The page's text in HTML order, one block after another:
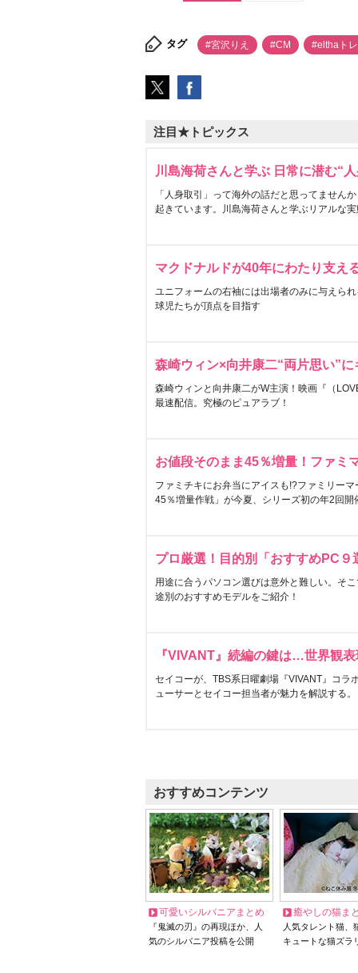
タグ #宮沢りえ #CM #elthaト
注目★トピックス
川島海荷さんと学ぶ 日常に潜む“
「人身取引」って海外の話だと思ってません
起きています。川島海荷さんと学ぶリアルな
マクドナルドが40年にわたり支え
ユニフォームの右袖には出場者のみに与えら
球児たちが頂点を目指す
森崎ウィン×向井康二“両片思い”
森崎ウィンと向井康二がW主演！映画『（
最速配信。究極のピュアラブ！
お値段そのまま45％増量！ファミ
ファミチキにお弁当にアイスも!?ファミリー
45％増量作戦」が今夏、シリーズ初の年2回開
プロ厳選！目的別「おすすめPC９
用途に合うパソコン選びは意外と難しい。そ
途別のおすすめモデルをご紹介！
『VIVANT』続編の鍵は…世界観
セイコーが、TBS系日曜劇場『VIVANT』コラ
ューサーとセイコー担当者が魅力を解説する。
おすすめコンテンツ
可愛いシルバニアまとめ
『鬼滅の刃』の再現ほか、人
気のシルバニア投稿を公開
癒やしの猫ま
人気タレント猫
キュートな猫ズラ